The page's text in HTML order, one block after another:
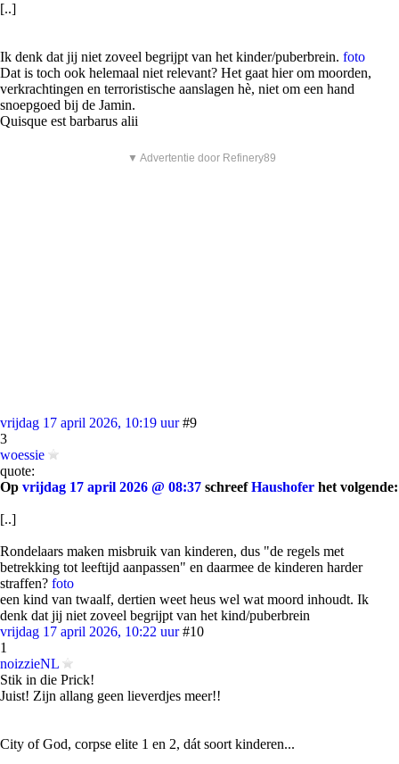
[..]
Ik denk dat jij niet zoveel begrijpt van het kinder/puberbrein. foto
Dat is toch ook helemaal niet relevant? Het gaat hier om moorden,
verkrachtingen en terroristische aanslagen hè, niet om een hand
snoepgoed bij de Jamin.
Quisque est barbarus alii
▼ Advertentie door Refinery89
vrijdag 17 april 2026, 10:19 uur #9
3
woessie
quote:
Op vrijdag 17 april 2026 @ 08:37 schreefHaushofer het volgende:
[..]
Rondelaars maken misbruik van kinderen, dus "de regels met
betrekking tot leeftijd aanpassen" en daarmee de kinderen harder
straffen? foto
een kind van twaalf, dertien weet heus wel wat moord inhoudt. Ik
denk dat jij niet zoveel begrijpt van het kind/puberbrein
vrijdag 17 april 2026, 10:22 uur #10
1
noizzieNL
Stik in die Prick!
Juist! Zijn allang geen lieverdjes meer!!
City of God, corpse elite 1 en 2, dát soort kinderen...